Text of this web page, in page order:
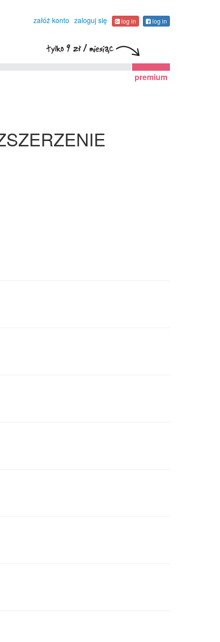
załóż konto zaloguj się log in log in
premium